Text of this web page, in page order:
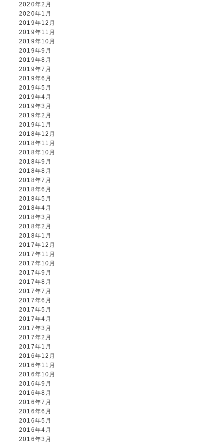
2020年2月
2020年1月
2019年12月
2019年11月
2019年10月
2019年9月
2019年8月
2019年7月
2019年6月
2019年5月
2019年4月
2019年3月
2019年2月
2019年1月
2018年12月
2018年11月
2018年10月
2018年9月
2018年8月
2018年7月
2018年6月
2018年5月
2018年4月
2018年3月
2018年2月
2018年1月
2017年12月
2017年11月
2017年10月
2017年9月
2017年8月
2017年7月
2017年6月
2017年5月
2017年4月
2017年3月
2017年2月
2017年1月
2016年12月
2016年11月
2016年10月
2016年9月
2016年8月
2016年7月
2016年6月
2016年5月
2016年4月
2016年3月